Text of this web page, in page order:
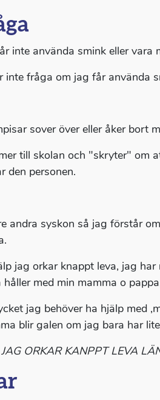
inte använda smink eller vara
inte fråga om jag får använda
sover över eller åker bort
till skolan och "skryter" om
den personen.
andra syskon så jag förstår
jag orkar knappt leva, jag
håller med min mamma o
jag behöver ha hjälp med
blir galen om jag bara har
ORKAR KANPPT LEVA